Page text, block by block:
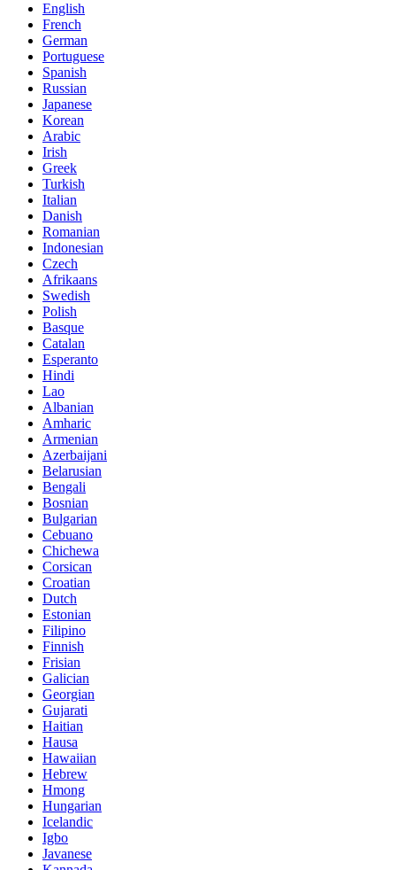
English
French
German
Portuguese
Spanish
Russian
Japanese
Korean
Arabic
Irish
Greek
Turkish
Italian
Danish
Romanian
Indonesian
Czech
Afrikaans
Swedish
Polish
Basque
Catalan
Esperanto
Hindi
Lao
Albanian
Amharic
Armenian
Azerbaijani
Belarusian
Bengali
Bosnian
Bulgarian
Cebuano
Chichewa
Corsican
Croatian
Dutch
Estonian
Filipino
Finnish
Frisian
Galician
Georgian
Gujarati
Haitian
Hausa
Hawaiian
Hebrew
Hmong
Hungarian
Icelandic
Igbo
Javanese